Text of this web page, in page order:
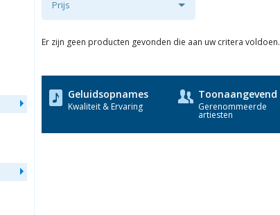
Prijs
Er zijn geen producten gevonden die aan uw critera voldoen.
Geluidsopnames
Kwaliteit & Ervaring
Toonaangevend
Gerenommeerde
artiesten